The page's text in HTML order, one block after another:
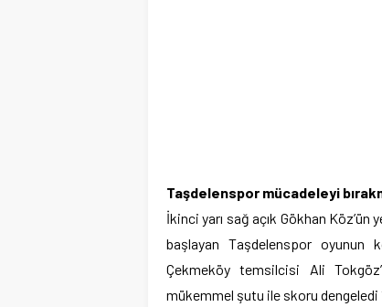
Taşdelenspor mücadeleyi
İkinci yarı sağ açık Gökhan Köz’ün
başlayan Taşdelenspor oyunun
Çekmeköy temsilcisi Ali
mükemmel şutu ile skoru dengeledi